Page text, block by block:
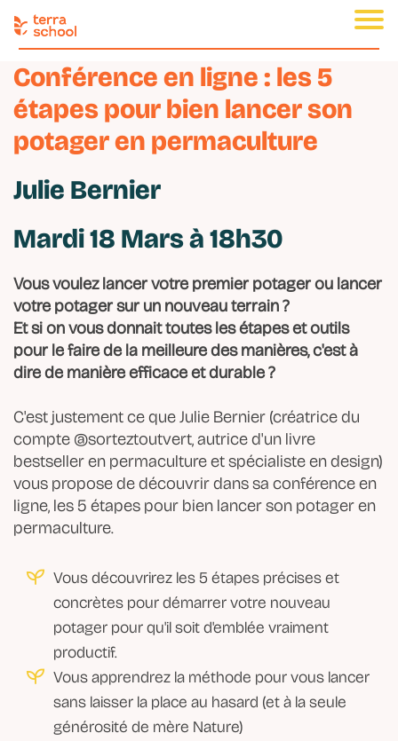
Conférence en ligne : les 5
étapes pour bien lancer son
potager en permaculture
Julie Bernier
Mardi 18 Mars à 18h30
Vous voulez lancer votre premier potager ou lancer
votre potager sur un nouveau terrain ?
Et si on vous donnait toutes les étapes et outils
pour le faire de la meilleure des manières, c'est à
dire de manière efficace et durable ?
C'est justement ce que Julie Bernier (créatrice du
compte @sorteztoutvert, autrice d'un livre
bestseller en permaculture et spécialiste en design)
vous propose de découvrir dans sa conférence en
ligne, les 5 étapes pour bien lancer son potager en
permaculture.
Vous découvrirez les 5 étapes précises et
concrètes pour démarrer votre nouveau
potager pour qu'il soit d'emblée vraiment
productif.
Vous apprendrez la méthode pour vous lancer
sans laisser la place au hasard (et à la seule
générosité de mère Nature)